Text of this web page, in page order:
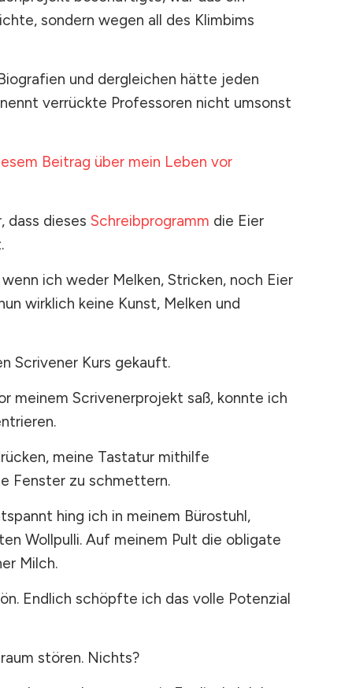
sondern wegen all des Klimbims
und dergleichen hätte jeden
verrückte Professoren nicht umsonst
Beitrag über mein Leben vor
dass dieses Schreibprogramm die Eier
ich weder Melken, Stricken, noch Eier
wirklich keine Kunst, Melken und
Scrivener Kurs gekauft.
meinem Scrivenerprojekt saß, konnte ich
meine Tastatur mithilfe
Fenster zu schmettern.
hing ich in meinem Bürostuhl,
Wollpulli. Auf meinem Pult die obligate
Milch.
Endlich schöpfte ich das volle Potenzial
stören. Nichts?